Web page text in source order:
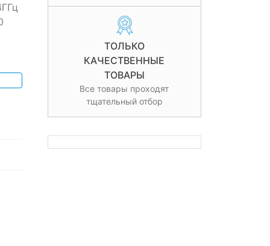
ТОЛЬКО
КАЧЕСТВЕННЫЕ
ТОВАРЫ
Все товары проходят
тщательный отбор